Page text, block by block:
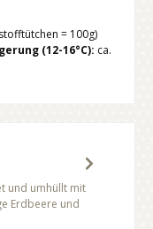
= 100g)
(12-16°C): ca.
und umhüllt mit
Erdbeere und